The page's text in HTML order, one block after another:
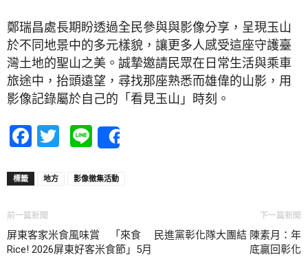
鄭瑞昌處長期盼透過全民參與與影像分享，呈現玉山
於不同地景中的多元樣貌，讓更多人感受這座守護臺
灣土地的聖山之美。誠摯邀請民眾在日常生活與乘車
旅途中，抬頭遠望，尋找那座熟悉而雄偉的山影，用
影像記錄屬於自己的「看見玉山」時刻。
Facebook
Twitter
Line
標籤 地方 影像徵集活動
前一篇新聞
屏東客家米食風味賞 「來食
Rice! 2026屏東好客米食節」5月
下一篇新聞
民進黨彰化隊大團結 陳素月：年
底贏回彰化